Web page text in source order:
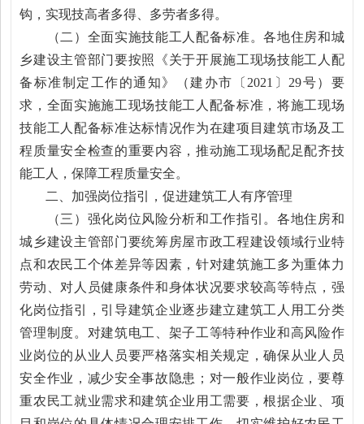
钩，实现技高者多得、多劳者多得。
（二）全面实施技能工人配备标准。各地住房和城
乡建设主管部门要按照《关于开展施工现场技能工人配
备标准制定工作的通知》（建办市〔2021〕29号）要
求，全面实施施工现场技能工人配备标准，将施工现场
技能工人配备标准达标情况作为在建项目建筑市场及工
程质量安全检查的重要内容，推动施工现场配足配齐技
能工人，保障工程质量安全。
二、加强岗位指引，促进建筑工人有序管理
（三）强化岗位风险分析和工作指引。各地住房和
城乡建设主管部门要统筹房屋市政工程建设领域行业特
点和农民工个体差异等因素，针对建筑施工多为重体力
劳动、对人员健康条件和身体状况要求较高等特点，强
化岗位指引，引导建筑企业逐步建立建筑工人用工分类
管理制度。对建筑电工、架子工等特种作业和高风险作
业岗位的从业人员要严格落实相关规定，确保从业人员
安全作业，减少安全事故隐患；对一般作业岗位，要尊
重农民工就业需求和建筑企业用工需要，根据企业、项